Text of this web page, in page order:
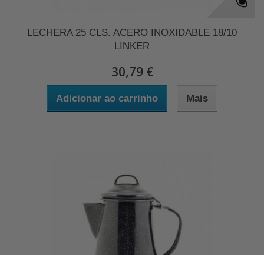
LECHERA 25 CLS. ACERO INOXIDABLE 18/10
LINKER
30,79 €
Adicionar ao carrinho Mais